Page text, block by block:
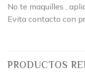
No te maquilles ,
Evita contacto con
PRODUCTOS